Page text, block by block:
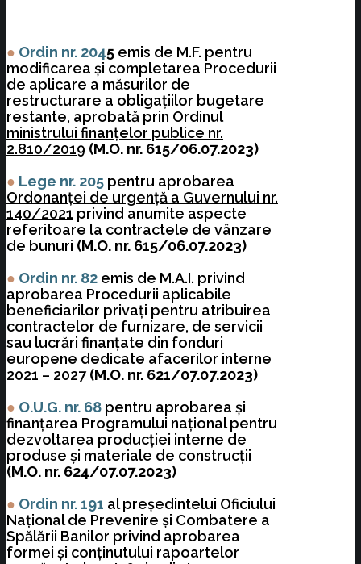
● Ordin nr. 2045 emis de M.F. pentru
modificarea şi completarea Procedurii
de aplicare a măsurilor de
restructurare a obligaţiilor bugetare
restante, aprobată prin Ordinul
ministrului finanţelor publice nr.
2.810/2019 (M.O. nr. 615/06.07.2023)
● Lege nr. 205 pentru aprobarea
Ordonanţei de urgenţă a Guvernului nr.
140/2021 privind anumite aspecte
referitoare la contractele de vânzare
de bunuri (M.O. nr. 615/06.07.2023)
● Ordin nr. 82 emis de M.A.I. privind
aprobarea Procedurii aplicabile
beneficiarilor privaţi pentru atribuirea
contractelor de furnizare, de servicii
sau lucrări finanţate din fonduri
europene dedicate afacerilor interne
2021 – 2027(M.O. nr. 621/07.07.2023)
● O.U.G. nr. 68 pentru aprobarea și
finanțarea Programului național pentru
dezvoltarea producției interne de
produse și materiale de construcții
(M.O. nr. 624/07.07.2023)
● Ordin nr. 191 al președintelui Oficiului
Național de Prevenire și Combatere a
Spălării Banilor privind aprobarea
formei și conținutului rapoartelor